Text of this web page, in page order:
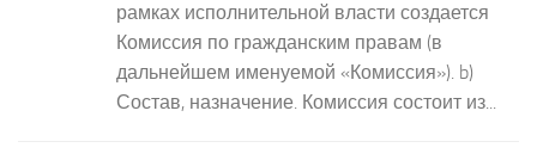
рамках исполнительной власти создается
Комиссия по гражданским правам (в
дальнейшем именуемой «Комиссия»). b)
Состав, назначение. Комиссия состоит из...